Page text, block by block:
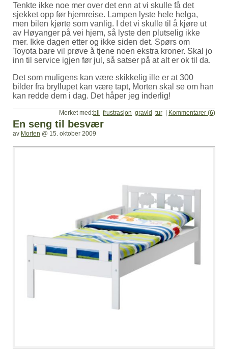
Tenkte ikke noe mer over det enn at vi skulle få det
sjekket opp før hjemreise. Lampen lyste hele helga,
men bilen kjørte som vanlig. I det vi skulle til å kjøre ut
av Høyanger på vei hjem, så lyste den plutselig ikke
mer. Ikke dagen etter og ikke siden det. Spørs om
Toyota bare vil prøve å tjene noen ekstra kroner. Skal jo
inn til service igjen før jul, så satser på at alt er ok til da.
Det som muligens kan være skikkelig ille er at 300
bilder fra bryllupet kan være tapt, Morten skal se om han
kan redde dem i dag. Det håper jeg inderlig!
Merket med:bil frustrasjon gravid tur | Kommentarer (6)
En seng til besvær
av Morten @ 15. oktober 2009